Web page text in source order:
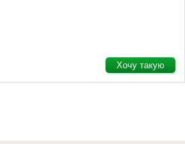
Хочу такую